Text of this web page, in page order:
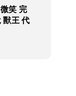
笑 完
獸王 代